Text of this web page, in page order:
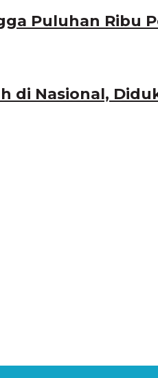
Puluhan Ribu
di Nasional,